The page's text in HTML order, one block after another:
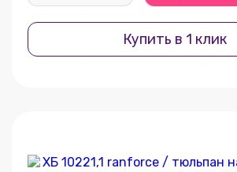
Купить в 1 клик